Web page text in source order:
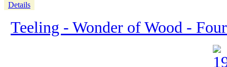
Details
Teeling - Wonder of Wood -